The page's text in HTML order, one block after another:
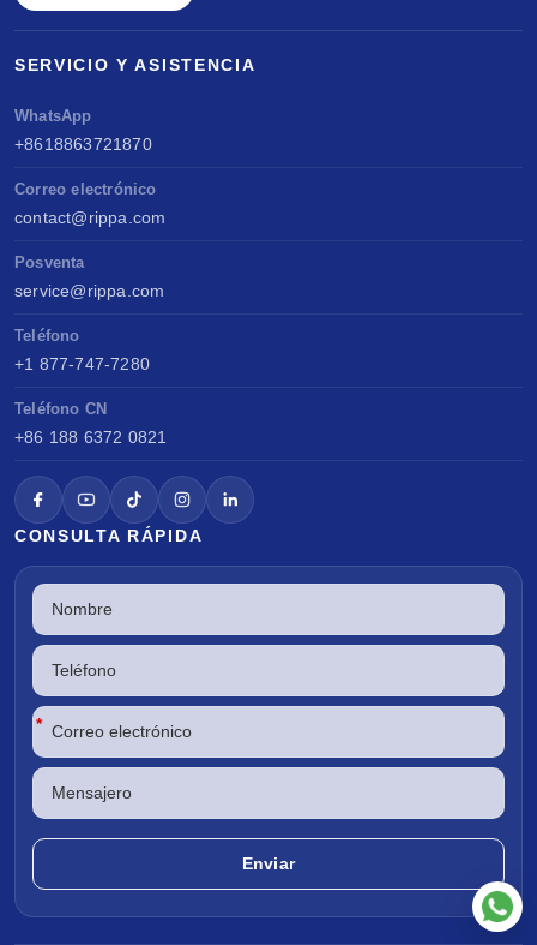
SERVICIO Y ASISTENCIA
WhatsApp
+8618863721870
Correo electrónico
contact@rippa.com
Posventa
service@rippa.com
Teléfono
+1 877-747-7280
Teléfono CN
+86 188 6372 0821
CONSULTA RÁPIDA
*